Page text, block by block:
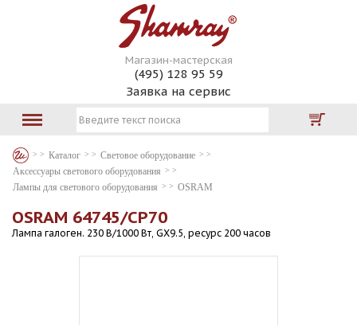
Магазин-мастерская
(495) 128 95 59
Заявка на сервис
Каталог
Световое оборудование
Аксессуары светового оборудования
Лампы для светового оборудования
OSRAM
OSRAM 64745/CP70
Лампа галоген. 230 В/1000 Вт, GX9.5, ресурс 200 часов